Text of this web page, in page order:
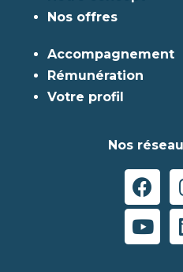
Nos offres
Accompagnement
Rémunération
Votre profil
Nos